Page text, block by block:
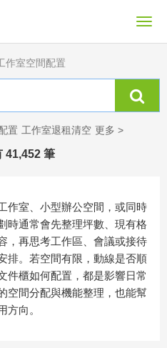
作室空間配置
置 工作室退租清空 更多 >
41,452 筆
作室、小型辦公空間，或同時
時通常會先整理坪數、現有格
，再思考工作區、會議或接待
排。若空間有限，動線是否順
件櫃如何配置，都是影響日常
空間分配與機能整理，也能幫
方向。